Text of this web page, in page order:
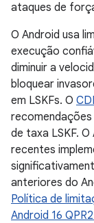
ataques de
O Android usa
execução
diminuir a
bloquear
em LSKFs. O
recomendações
de taxa LSKF. O
recentes
anteriores do
Política de
Android 16